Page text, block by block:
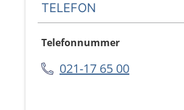
TELEFON
Telefonnummer
021-17 65 00